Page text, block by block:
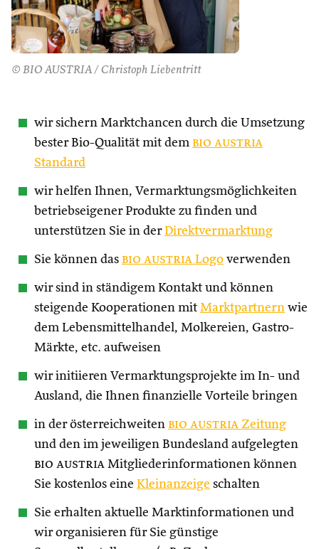
© BIO AUSTRIA / Christoph Liebentritt
wir sichern Marktchancen durch die Umsetzung
bester Bio-Qualität mit dem bio austria
Standard
wir helfen Ihnen, Vermarktungsmöglichkeiten
betriebseigener Produkte zu finden und
unterstützen Sie in derDirektvermarktung
Sie können das bio austria Logo verwenden
wir sind in ständigem Kontakt und können
steigende Kooperationen mit Marktpartnern wie
dem Lebensmittelhandel, Molkereien, Gastro-
Märkte, etc. aufweisen
wir initiieren Vermarktungsprojekte im In- und
Ausland, die Ihnen finanzielle Vorteile bringen
in der österreichweiten bio austria Zeitung
und den im jeweiligen Bundesland aufgelegten
bio austria Mitgliederinformationen können
Sie kostenlos eine Kleinanzeige schalten
Sie erhalten aktuelle Marktinformationen und
wir organisieren für Sie günstige